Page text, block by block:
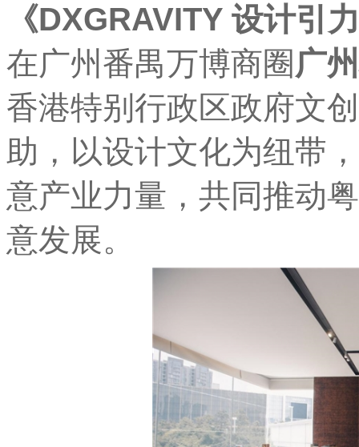
《DXGRAVITY 设计引
在广州番禺万博商圈 广
香港特别行政区政府文
助，以设计文化为纽带
意产业力量，共同推动
意发展。